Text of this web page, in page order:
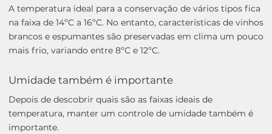
A temperatura ideal para a conservação de vários tipos fica
na faixa de 14ºC a 16ºC. No entanto, características de vinhos
brancos e espumantes são preservadas em clima um pouco
mais frio, variando entre 8ºC e 12ºC.
Umidade também é importante
Depois de descobrir quais são as faixas ideais de
temperatura, manter um controle de umidade também é
importante.